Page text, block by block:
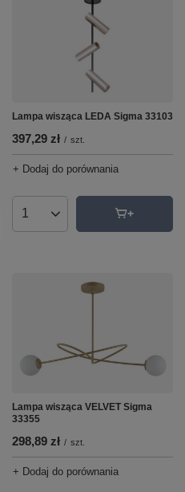
Lampa wisząca LEDA Sigma 33103
397,29 zł / szt.
+ Dodaj do porównania
Ilość produktów
Lampa wisząca VELVET Sigma
33355
298,89 zł / szt.
+ Dodaj do porównania